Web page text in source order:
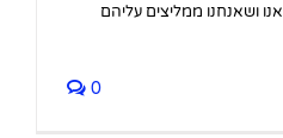
ושאנחנו ממליצים עליהם
0